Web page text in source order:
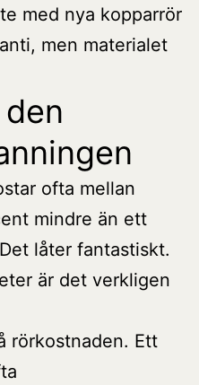
med nya kopparrör
men materialet
ofta mellan
mindre än ett
låter fantastiskt.
är det verkligen
rörkostnaden. Ett